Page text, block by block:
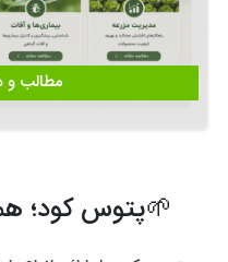
مطالب و
🌱پتوس کود؛